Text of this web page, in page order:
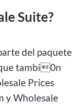
Suite?
del paquete
tambi0n
Prices
y Wholesale